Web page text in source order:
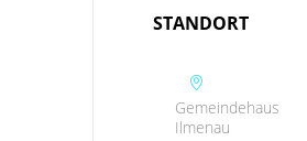
STANDORT
Gemeindehaus
Ilmenau